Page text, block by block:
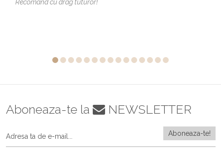
Recomand cu drag tuturor!
Aboneaza-te la NEWSLETTER